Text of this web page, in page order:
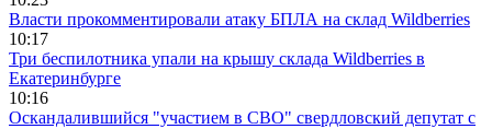
Власти прокомментировали атаку БПЛА на склад Wildberries
10:17
Три беспилотника упали на крышу склада Wildberries в
Екатеринбурге
10:16
Оскандалившийся "участием в СВО" свердловский депутат с